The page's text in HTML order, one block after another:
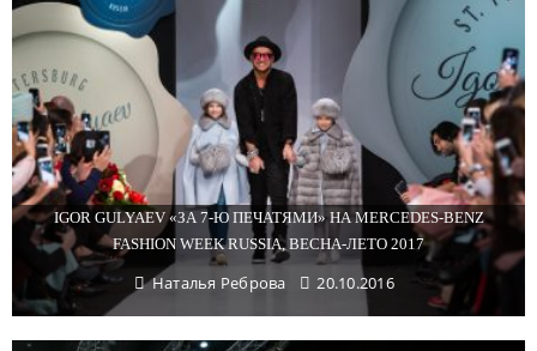
IGOR GULYAEV «ЗА 7-Ю ПЕЧАТЯМИ» НА MERCEDES-BENZ
FASHION WEEK RUSSIA, ВЕСНА-ЛЕТО 2017
Наталья Реброва 20.10.2016